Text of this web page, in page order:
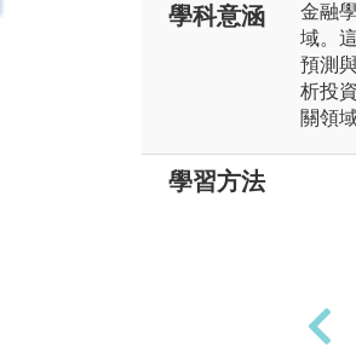
學科意涵
金融
域。
預測
析投
關領
學習方法